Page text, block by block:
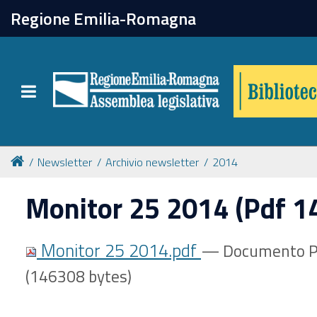
Regione Emilia-Romagna
Toggle navigation
chiudi
Catalogo online
Collezioni
Per approfondire
Appuntamenti
Newsletter Archivio newsletter 2014
Monitor 25 2014 (Pdf
Monitor 25 2014.pdf — Documento
(146308 bytes)